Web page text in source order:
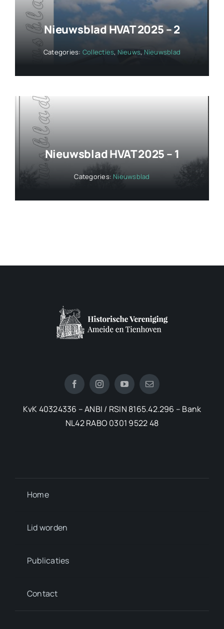
Nieuwsblad HVAT 2025 – 2
Categories: Collecties, Nieuws, Nieuwsblad
Nieuwsblad HVAT 2025 – 1
Categories:Nieuwsblad
KvK 40324336 – ANBI / RSIN 8165.42.296 – Bank
NL42 RABO 0301 9522 48
Home
Lid worden
Publicaties
Contact